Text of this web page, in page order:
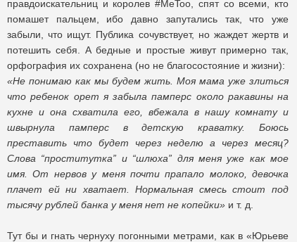
правдоискательниц и королев #MeToo, спят со всеми, кто
помашет пальцем, ибо давно запутались так, что уже
забыли, что ищут. Публика сочувствует, но жаждет жертв и
потешить себя. А бедные и простые живут примерно так,
орфография их сохранена (но не благосостояние и жизни):
«Не понимаю как мы будем жить. Моя мама уже злиться
что ребенок орет я забыла памперс около ракавины на
кухне и она схватила его, вбежала в нашу комнату и
швырнула памперс в детскую краватку. Боюсь
преставить что будет через неделю а через месяц?
Слова “проститутка” и “шлюха” для меня уже как мое
имя. От нервов у меня почти прапало молоко, девочка
плачет ей ни хватает. Нормальная смесь стоит под
тысячу рублей банка у меня нет не копейки» и т. д.
Тут бы и гнать чернуху погонными метрами, как в «Юрьеве